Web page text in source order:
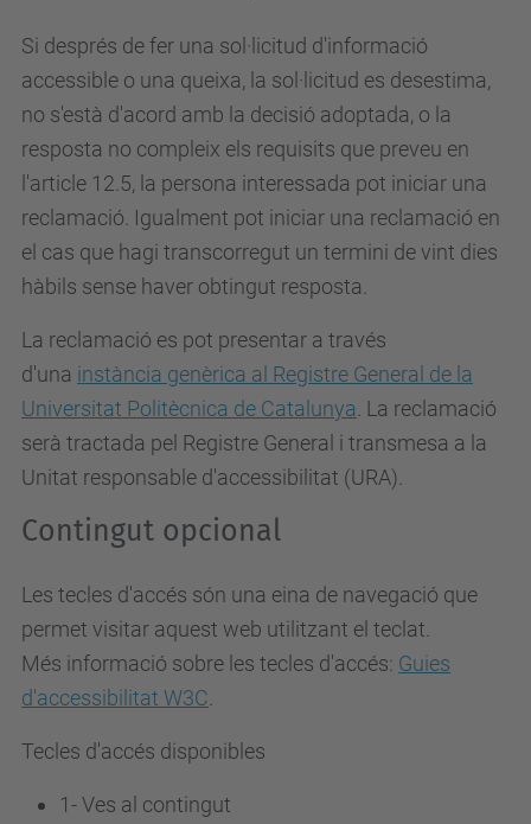
Si després de fer una sol·licitud d'informació
accessible o una queixa, la sol·licitud es desestima,
no s'està d'acord amb la decisió adoptada, o la
resposta no compleix els requisits que preveu en
l'article 12.5, la persona interessada pot iniciar una
reclamació. Igualment pot iniciar una reclamació en
el cas que hagi transcorregut un termini de vint dies
hàbils sense haver obtingut resposta.
La reclamació es pot presentar a través
d'una instància genèrica al Registre General de la
Universitat Politècnica de Catalunya . La reclamació
serà tractada pel Registre General i transmesa a la
Unitat responsable d'accessibilitat (URA).
Contingut opcional
Les tecles d'accés són una eina de navegació que
permet visitar aquest web utilitzant el teclat.
Més informació sobre les tecles d'accés: Guies
d'accessibilitat W3C
Tecles d'accés disponibles
1- Ves al contingut